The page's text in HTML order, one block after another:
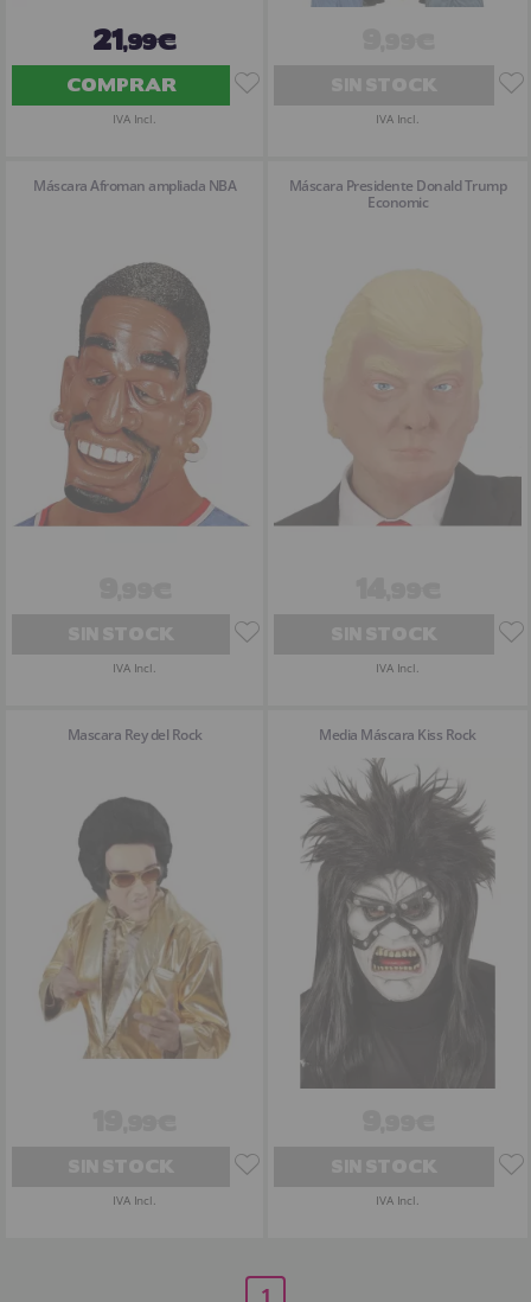
21,99€
COMPRAR
IVA Incl. IVA Incl.
Máscara Afroman ampliada NBA
IVA Incl.
Máscara Presidente Donald Trump
Economic
IVA Incl.
Mascara Rey del Rock
IVA Incl.
Media Máscara Kiss Rock
IVA Incl.
1